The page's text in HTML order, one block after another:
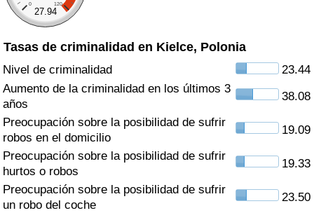
0 120
27.94
Tasas de criminalidad en Kielce, Polonia
Nivel de criminalidad
23.44
Aumento de la criminalidad en los últimos 3
años
38.08
Preocupación sobre la posibilidad de sufrir
robos en el domicilio
19.09
Preocupación sobre la posibilidad de sufrir
hurtos o robos
19.33
Preocupación sobre la posibilidad de sufrir
un robo del coche
23.50
en aqaba
Delincuencia
Calificación del Índice de Criminalidad
(Actual)
Índice de Criminalidad
Índice de criminalidad por país
Sanidad
Índice de Sanidad (Actual)